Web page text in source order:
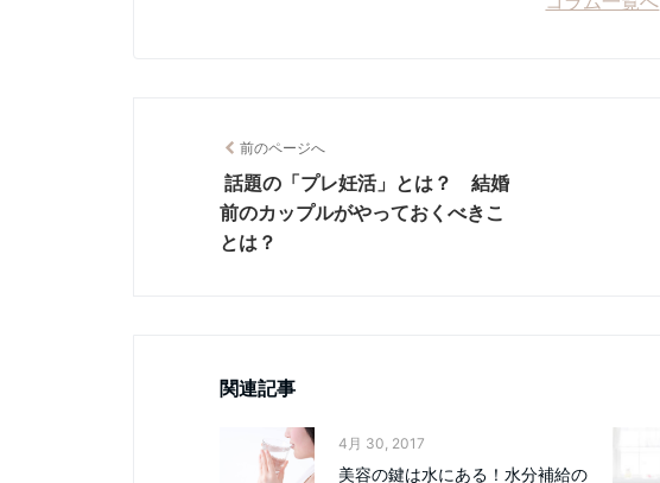
前のページへ
話題の「プレ妊活」とは？ 結婚
前のカップルがやっておくべきこ
とは？
関連記事
4月 30, 2017
美容の鍵は水にある！水分補給の